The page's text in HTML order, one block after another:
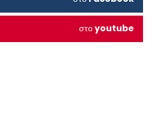
στοyoutube